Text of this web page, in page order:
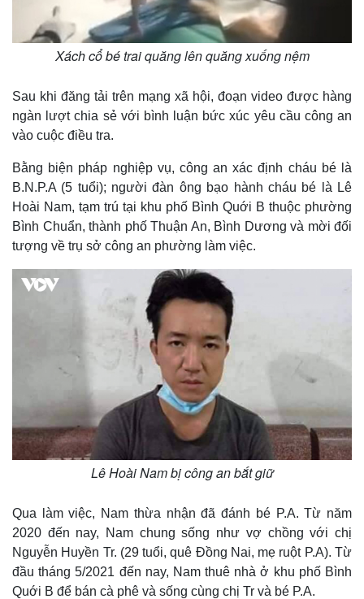
Quan sát
Cuộc sống đó đây
Hồ sơ
Video
Ảnh
E-Magazine
Infographic
Xách cổ bé trai quăng lên quăng xuống nệm
Sau khi đăng tải trên mạng xã hội, đoạn video được hàng
ngàn lượt chia sẻ với bình luận bức xúc yêu cầu công an
vào cuộc điều tra.
Bằng biện pháp nghiệp vụ, công an xác định cháu bé là
B.N.P.A (5 tuổi); người đàn ông bạo hành cháu bé là Lê
Hoài Nam, tạm trú tại khu phố Bình Quới B thuộc phường
Bình Chuẩn, thành phố Thuận An, Bình Dương và mời đối
tượng về trụ sở công an phường làm việc.
Lê Hoài Nam bị công an bắt giữ
Qua làm việc, Nam thừa nhận đã đánh bé P.A. Từ năm
2020 đến nay, Nam chung sống như vợ chồng với chị
Nguyễn Huyền Tr. (29 tuổi, quê Đồng Nai, mẹ ruột P.A). Từ
đầu tháng 5/2021 đến nay, Nam thuê nhà ở khu phố Bình
Quới B để bán cà phê và sống cùng chị Tr và bé P.A.